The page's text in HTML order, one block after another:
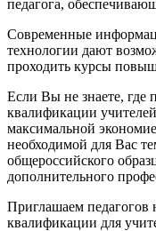
педагога,
Современные
технологии дают
проходить курсы
Если Вы не знаете,
квалификации
максимальной
необходимой для Вас
общероссийского
дополнительного
Приглашаем
квалификации для